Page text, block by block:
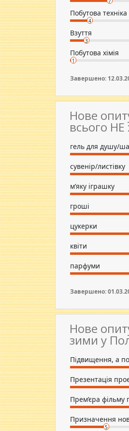
Завершено:
Побутова техніка
4
Взуття
3
Побутова хімія
1
Завершено:
Нове
всього НЕ
гель для душу/
сувенір/листівку
м’яку іграшку
гроші
цукерки
квіти
парфуми
Нове
зими у
Підвищення, а
Презентація
Прем’єра
Призначення
5